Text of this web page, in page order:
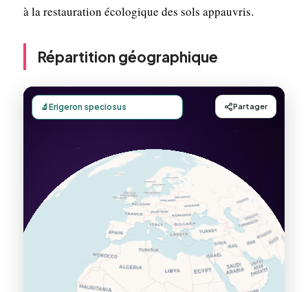
à la restauration écologique des sols appauvris.
Répartition géographique